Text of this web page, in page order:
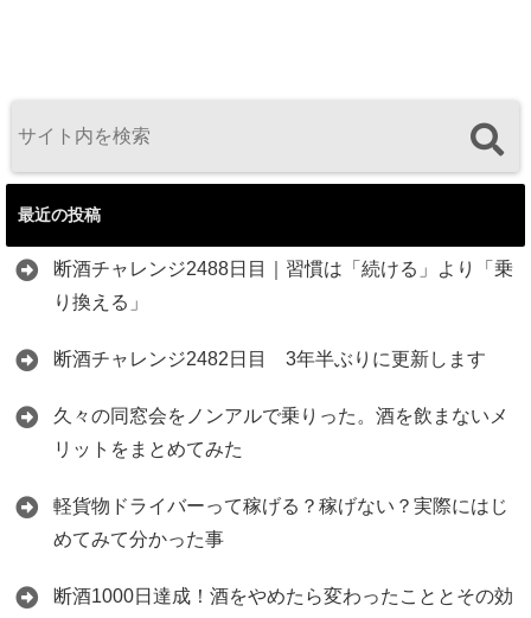
最近の投稿
断酒チャレンジ2488日目｜習慣は「続ける」より「乗
り換える」
断酒チャレンジ2482日目 3年半ぶりに更新します
久々の同窓会をノンアルで乗りった。酒を飲まないメ
リットをまとめてみた
軽貨物ドライバーって稼げる？稼げない？実際にはじ
めてみて分かった事
断酒1000日達成！酒をやめたら変わったこととその効